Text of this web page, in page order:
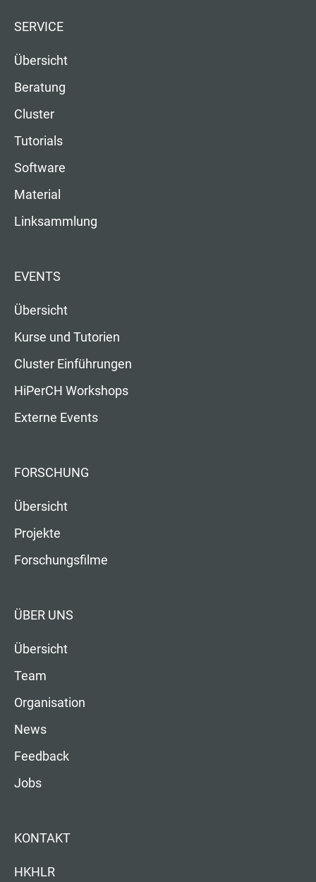
SERVICE
Übersicht
Beratung
Cluster
Tutorials
Software
Material
Linksammlung
EVENTS
Übersicht
Kurse und Tutorien
Cluster Einführungen
HiPerCH Workshops
Externe Events
FORSCHUNG
Übersicht
Projekte
Forschungsfilme
ÜBER UNS
Übersicht
Team
Organisation
News
Feedback
Jobs
KONTAKT
HKHLR